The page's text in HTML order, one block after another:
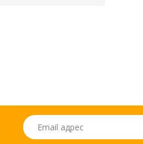
Email адрес